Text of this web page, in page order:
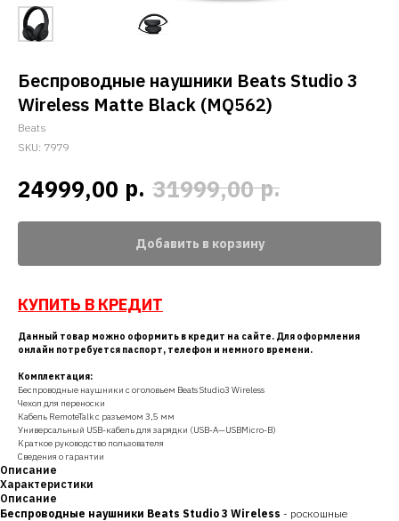
Беспроводные наушники Beats Studio 3
Wireless Matte Black (MQ562)
Beats
SKU: 7979
24999,00 р. 31999,00 р.
Добавить в корзину
КУПИТЬ В КРЕДИТ
Данный товар можно оформить в кредит на сайте. Для оформления
онлайн потребуется паспорт, телефон и немного времени.
Комплектация:
Беспроводные наушники с оголовьем Beats Studio3 Wireless
Чехол для переноски
Кабель RemoteTalk с разъемом 3,5 мм
Универсальный USB-кабель для зарядки (USB-A—USBMicro-B)
Краткое руководство пользователя
Сведения о гарантии
Описание
Характеристики
Описание
Беспроводные наушники Beats Studio 3 Wireless - роскошные